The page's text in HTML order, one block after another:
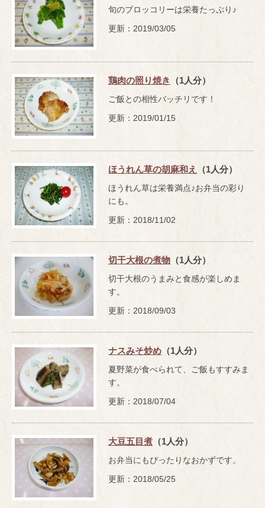
旬のブロッコリーは栄養たっぷり♪
更新：2019/03/05
鶏肉の照り焼き （1人分）
ご飯との相性バッチリです！
更新：2019/01/15
ほうれん草の胡麻和え （1人分）
ほうれん草は栄養満点♪お弁当の彩り
にも。
更新：2018/11/02
切干大根の煮物 （1人分）
切干大根のうまみと食感が楽しめま
す。
更新：2018/09/03
ナスみそ炒め （1人分）
夏野菜が食べられて、ご飯もすすみま
す。
更新：2018/07/04
大豆五目煮 （1人分）
お弁当にもぴったりなおかずです。
更新：2018/05/25